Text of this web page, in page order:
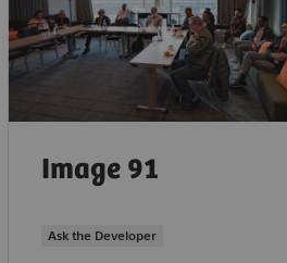
Image 91
Ask the Developer